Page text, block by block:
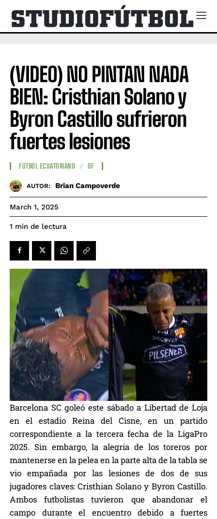
(VIDEO) NO PINTAN NADA
BIEN: Cristhian Solano y
Byron Castillo sufrieron
fuertes lesiones
FÚTBOL ECUATORIANO SF
AUTOR: Brian Campoverde
March 1, 2025
1 min de lectura
Barcelona SC goleó este sábado a Libertad de Loja
en el estadio Reina del Cisne, en un partido
correspondiente a la tercera fecha de la LigaPro
2025. Sin embargo, la alegría de los toreros por
mantenerse en la pelea en la parte alta de la tabla se
vio empañada por las lesiones de dos de sus
jugadores claves: Cristhian Solano y Byron Castillo.
Ambos futbolistas tuvieron que abandonar el
campo durante el encuentro debido a fuertes